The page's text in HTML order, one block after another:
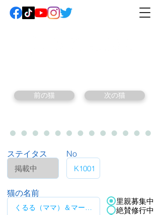
前の猫 次の猫
ステイタス No
猫の名前
里親募集中
絶賛修行中